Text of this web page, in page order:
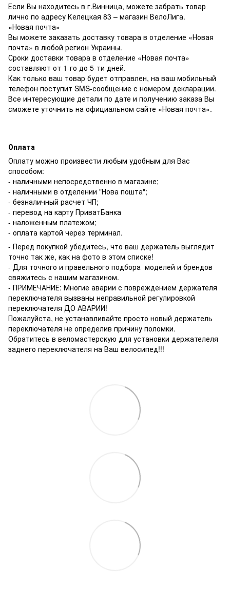
Если Вы находитесь в г.Винница, можете забрать товар
лично по адресу Келецкая 83 – магазин ВелоЛига.
«Новая почта»
Вы можете заказать доставку товара в отделение «Новая
почта» в любой регион Украины.
Сроки доставки товара в отделение «Новая почта»
составляют от 1-го до 5-ти дней.
Как только ваш товар будет отправлен, на ваш мобильный
телефон поступит SMS-сообщение с номером декларации.
Все интересующие детали по дате и получению заказа Вы
сможете уточнить на официальном сайте «Новая почта».
Оплата
Оплату можно произвести любым удобным для Вас
способом:
- наличными непосредственно в магазине;
- наличными в отделении "Нова пошта";
- безналичный расчет ЧП;
- перевод на карту ПриватБанка
- наложенным платежом;
- оплата картой через терминал.
- Перед покупкой убедитесь, что ваш держатель выглядит
точно так же, как на фото в этом списке!
- Для точного и правельного подбора моделей и брендов
свяжитесь с нашим магазином.
- ПРИМЕЧАНИЕ: Многие аварии с повреждением держателя
переключателя вызваны неправильной регулировкой
переключателя ДО АВАРИИ!
Пожалуйста, не устанавливайте просто новый держатель
переключателя не определив причину поломки.
Обратитесь в веломастерскую для установки держателеля
заднего переключателя на Ваш велосипед!!!